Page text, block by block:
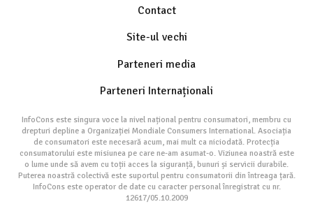
Contact
Site-ul vechi
Parteneri media
Parteneri Internaționali
InfoCons este singura voce la nivel național pentru consumatori, membru cu
drepturi depline a Organizației Mondiale Consumers International. Asociația
de consumatori este necesară acum, mai mult ca niciodată. Protecția
consumatorului este misiunea pe care ne-am asumat-o. Viziunea noastră este
o lume unde să avem cu toții acces la siguranță, bunuri și servicii durabile.
Puterea noastră colectivă este suportul pentru consumatorii din întreaga țară.
InfoCons este operator de date cu caracter personal înregistrat cu nr.
12617/05.10.2009